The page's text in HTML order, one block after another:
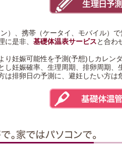
）、携帯（ケータイ、モバイル）
に是非、 基礎体温表サービス と合わ
り妊娠可能性を予測(予想)しカレン
し妊娠確率、生理周期、排卵周期、
は排卵日の予測に、 避妊したい方は